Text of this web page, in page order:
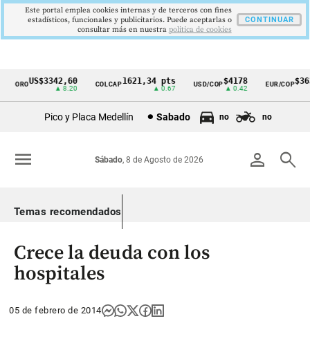
Cintillo
Colombia
OROUS$3342,60
▲ 8.20
COLCAP1621,34 pts
▲ 0.67
USD/COP$4178
▲ 0.42
EUR/COP
Pico y Placa Medellín Sabado no no
person search
Sábado, 8 de Agosto de 2026
menu
Temas recomendados
Crece la deuda con los
hospitales
05 de febrero de 2014
Este portal emplea cookies internas y de terceros con fines
estadísticos, funcionales y publicitarios. Puede aceptarlas o
consultar más en nuestra politica de cookies
CONTINUAR